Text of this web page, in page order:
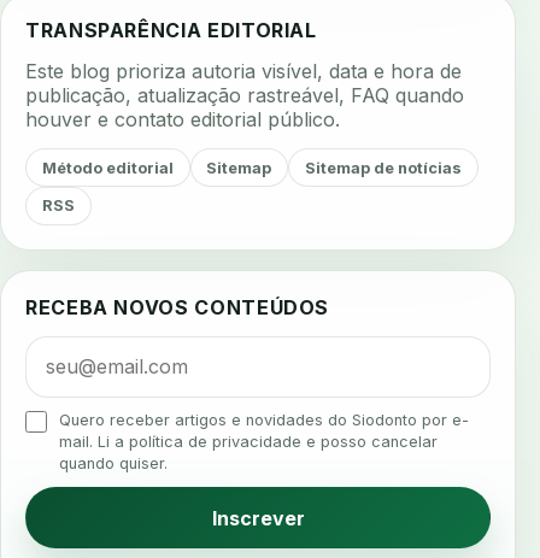
aerossois agenda agenda clinica
agenda inteligente agenda odontologica
agendamento agendamento digital
agendamento inteligente
algometria alinhadores alta digital
alta rotacao
analgesia analgesia digital analise 3d
analise elementos finitos analise facial
analise funcional
anamnese digital
anamnese estruturada anamnese nutricional
TRANSPARÊNCIA EDITORIAL
Este blog prioriza autoria visível, data e hora de
publicação, atualização rastreável, FAQ quando
houver e contato editorial público.
Método editorial Sitemap Sitemap de notícias
RSS
RECEBA NOVOS CONTEÚDOS
Quero receber artigos e novidades do Siodonto por e-
mail. Li a política de privacidade e posso cancelar
quando quiser.
Inscrever